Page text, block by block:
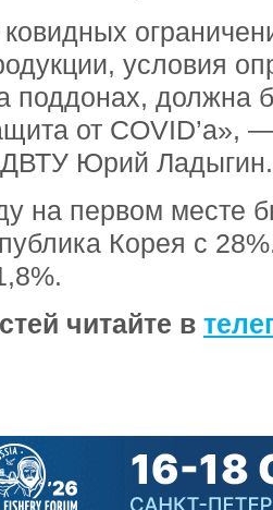
условия
поддонах, должна
от COVID’a»,
ДВТУ Юрий Ладыгин.
на первом месте
Корея с
читайте в